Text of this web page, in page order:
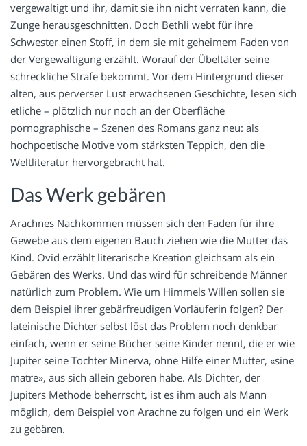
vergewaltigt und ihr, damit sie ihn nicht verraten kann, die
Zunge herausgeschnitten. Doch Bethli webt für ihre
Schwester einen Stoff, in dem sie mit geheimem Faden von
der Vergewaltigung erzählt. Worauf der Übeltäter seine
schreckliche Strafe bekommt. Vor dem Hintergrund dieser
alten, aus perverser Lust erwachsenen Geschichte, lesen sich
etliche – plötzlich nur noch an der Oberfläche
pornographische – Szenen des Romans ganz neu: als
hochpoetische Motive vom stärksten Teppich, den die
Weltliteratur hervorgebracht hat.
Das Werk gebären
Arachnes Nachkommen müssen sich den Faden für ihre
Gewebe aus dem eigenen Bauch ziehen wie die Mutter das
Kind. Ovid erzählt literarische Kreation gleichsam als ein
Gebären des Werks. Und das wird für schreibende Männer
natürlich zum Problem. Wie um Himmels Willen sollen sie
dem Beispiel ihrer gebärfreudigen Vorläuferin folgen? Der
lateinische Dichter selbst löst das Problem noch denkbar
einfach, wenn er seine Bücher seine Kinder nennt, die er wie
Jupiter seine Tochter Minerva, ohne Hilfe einer Mutter, «sine
matre», aus sich allein geboren habe. Als Dichter, der
Jupiters Methode beherrscht, ist es ihm auch als Mann
möglich, dem Beispiel von Arachne zu folgen und ein Werk
zu gebären.